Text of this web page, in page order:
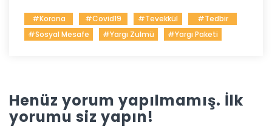
#Korona #Covid19 #tevekkül
#tedbir
#sosyal Mesafe
#yargı Zulmü #yargı Paketi
Henüz yorum yapılmamış. İlk
yorumu siz yapın!